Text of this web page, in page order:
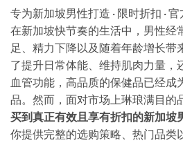
专为新加坡男性打造 · 限时折扣 ·
在新加坡快节奏的生活中，男性经
足、精力下降以及随着年龄增长带
了提升日常体能、维持肌肉力量，
血管功能，高品质的保健品已经成
品。然而，面对市场上琳琅满目的
买到真正有效且享有折扣的新加坡
你提供完整的选购策略、热门品类